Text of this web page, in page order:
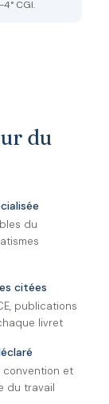
CGI.
du
du
citées
publications
livret
et
du travail